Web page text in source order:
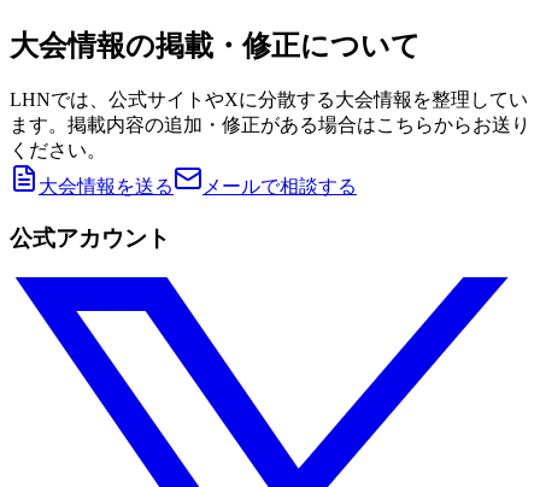
大会情報の掲載・修正について
LHNでは、公式サイトやXに分散する大会情報を整理してい
ます。掲載内容の追加・修正がある場合はこちらからお送り
ください。
大会情報を送る
メールで相談する
公式アカウント